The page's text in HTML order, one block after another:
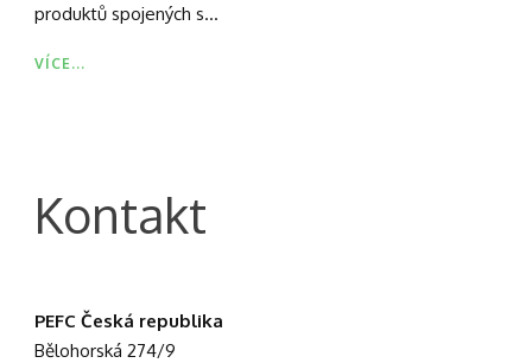
produktů spojených s...
VÍCE...
Kontakt
PEFC Česká republika
Bělohorská 274/9